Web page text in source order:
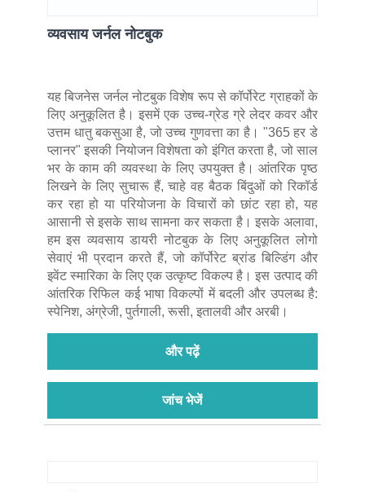
व्यवसाय जर्नल नोटबुक
यह बिजनेस जर्नल नोटबुक विशेष रूप से कॉर्पोरेट ग्राहकों के
लिए अनुकूलित है। इसमें एक उच्च-ग्रेड ग्रे लेदर कवर और
उत्तम धातु बकसुआ है, जो उच्च गुणवत्ता का है। "365 हर डे
प्लानर" इसकी नियोजन विशेषता को इंगित करता है, जो साल
भर के काम की व्यवस्था के लिए उपयुक्त है। आंतरिक पृष्ठ
लिखने के लिए सुचारू हैं, चाहे वह बैठक बिंदुओं को रिकॉर्ड
कर रहा हो या परियोजना के विचारों को छांट रहा हो, यह
आसानी से इसके साथ सामना कर सकता है। इसके अलावा,
हम इस व्यवसाय डायरी नोटबुक के लिए अनुकूलित लोगो
सेवाएं भी प्रदान करते हैं, जो कॉर्पोरेट ब्रांड बिल्डिंग और
इवेंट स्मारिका के लिए एक उत्कृष्ट विकल्प है। इस उत्पाद की
आंतरिक रिफिल कई भाषा विकल्पों में बदली और उपलब्ध है:
स्पेनिश, अंग्रेजी, पुर्तगाली, रूसी, इतालवी और अरबी।
और पढ़ें
जांच भेजें